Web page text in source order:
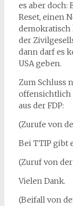
es aber doch:
Reset, einen
der
dann darf es
USA geben.
Zum Schluss
offensichtlich
aus der FDP:
(Zurufe von
Bei TTIP gibt
(Zuruf von
Vielen Dank.
(Beifall von